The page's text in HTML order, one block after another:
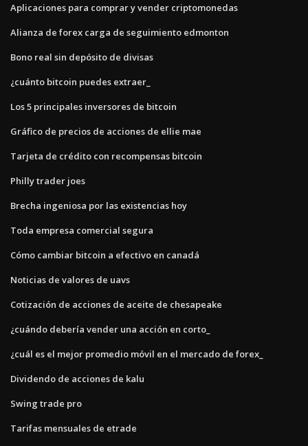
Aplicaciones para comprar y vender criptomonedas
Alianza de forex carga de seguimiento edmonton
Bono real sin depósito de divisas
¿cuánto bitcoin puedes extraer_
Los 5 principales inversores de bitcoin
Gráfico de precios de acciones de ellie mae
Tarjeta de crédito con recompensas bitcoin
Philly trader joes
Brecha ingeniosa por las existencias hoy
Toda empresa comercial segura
Cómo cambiar bitcoin a efectivo en canadá
Noticias de valores de uavs
Cotización de acciones de aceite de chesapeake
¿cuándo debería vender una acción en corto_
¿cuál es el mejor promedio móvil en el mercado de forex_
Dividendo de acciones de kalu
Swing trade pro
Tarifas mensuales de etrade